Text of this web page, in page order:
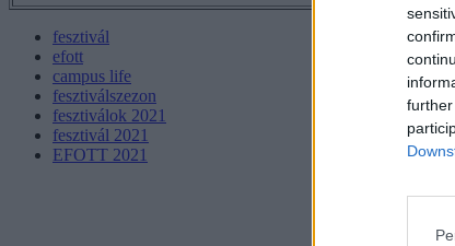
fesztivál
efott
campus life
fesztiválszezon
fesztiválok 2021
fesztivál 2021
EFOTT 2021